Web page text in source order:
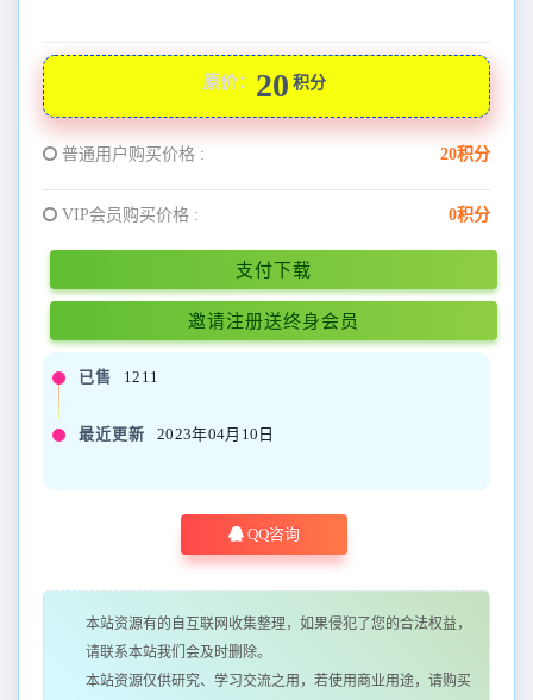
原价： 20 积分
普通用户购买价格 : 20积分
VIP会员购买价格 : 0积分
支付下载
邀请注册送终身会员
已售 1211
最近更新 2023年04月10日
QQ咨询
本站资源有的自互联网收集整理，如果侵犯了您的合法权益，
请联系本站我们会及时删除。
本站资源仅供研究、学习交流之用，若使用商业用途，请购买